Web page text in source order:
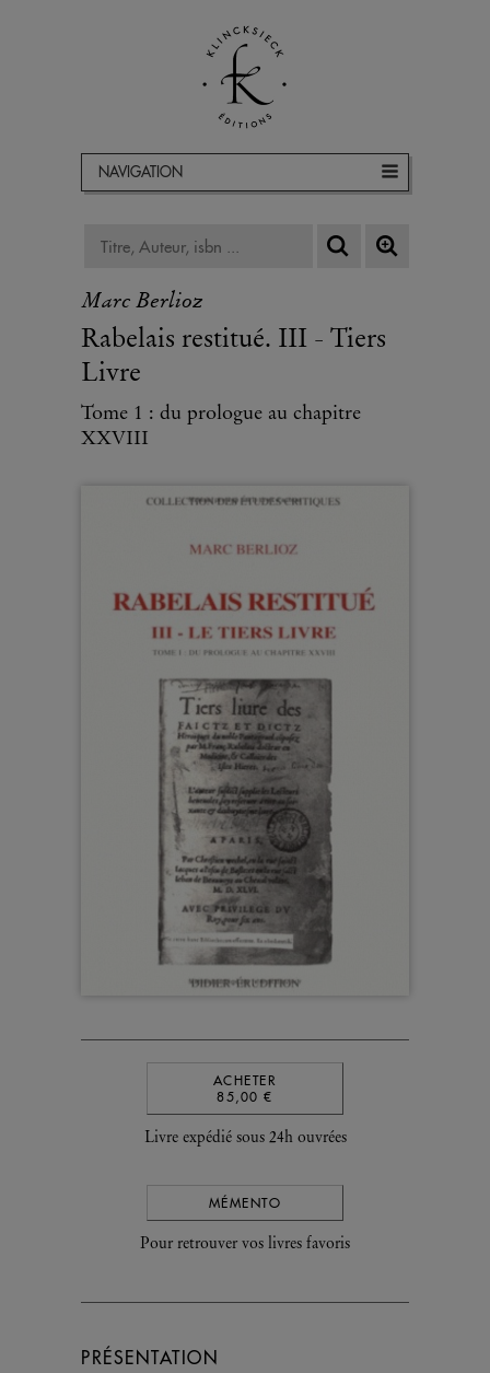
NAVIGATION
Marc Berlioz
Rabelais restitué. III - Tiers
Livre
Tome 1 : du prologue au chapitre
XXVIII
ACHETER
85,00 €
Livre expédié sous 24h ouvrées
MÉMENTO
Pour retrouver vos livres favoris
PRÉSENTATION